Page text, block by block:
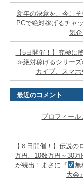
新年の決意を、今こ
PCで絶対稼げるチャ
気
【5日開催！】究極
≫絶対稼げるシリーズ
カイプ、スマホ
最近のコメント
プロフィー
【６日開催！】伝説
万円、10数万円～30
が続出！まさに『
無
大会